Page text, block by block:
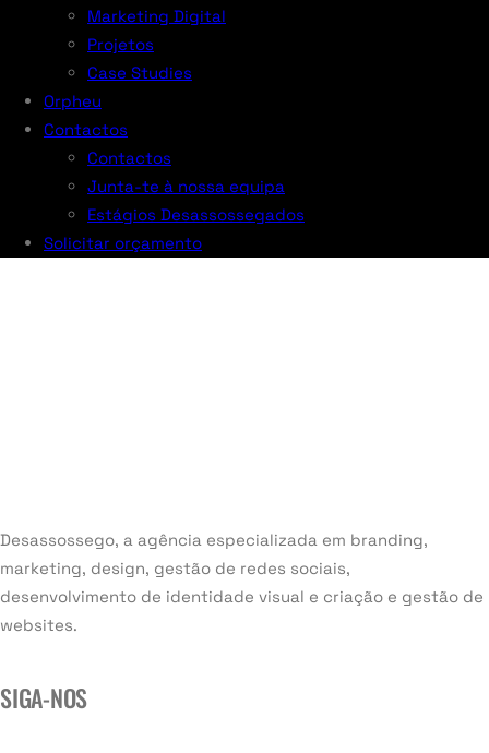
Marketing Digital
Projetos
Case Studies
Orpheu
Contactos
Contactos
Junta-te à nossa equipa
Estágios Desassossegados
Solicitar orçamento
Desassossego, a agência especializada em branding,
marketing, design, gestão de redes sociais,
desenvolvimento de identidade visual e criação e gestão de
websites.
SIGA-NOS